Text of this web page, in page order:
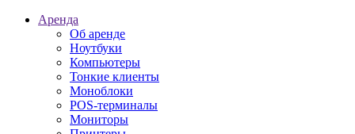
Аренда
Об аренде
Ноутбуки
Компьютеры
Тонкие клиенты
Моноблоки
POS-терминалы
Мониторы